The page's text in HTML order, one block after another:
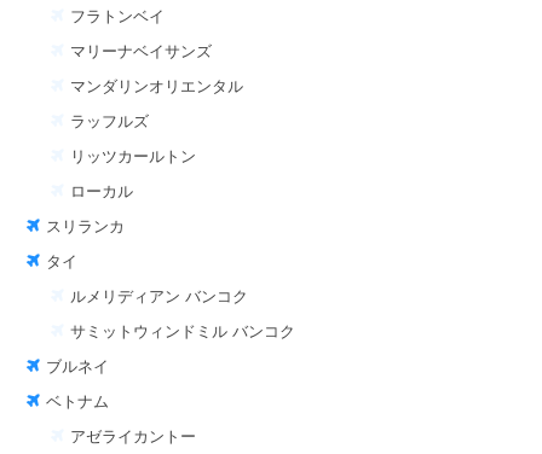
フラトンベイ
マリーナベイサンズ
マンダリンオリエンタル
ラッフルズ
リッツカールトン
ローカル
スリランカ
タイ
ルメリディアン バンコク
サミットウィンドミル バンコク
ブルネイ
ベトナム
アゼライカントー